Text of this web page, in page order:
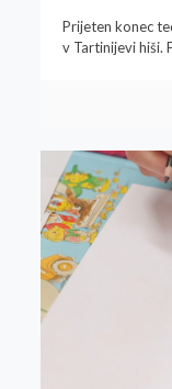
Prijeten konec
v Tartinijevi hiši.